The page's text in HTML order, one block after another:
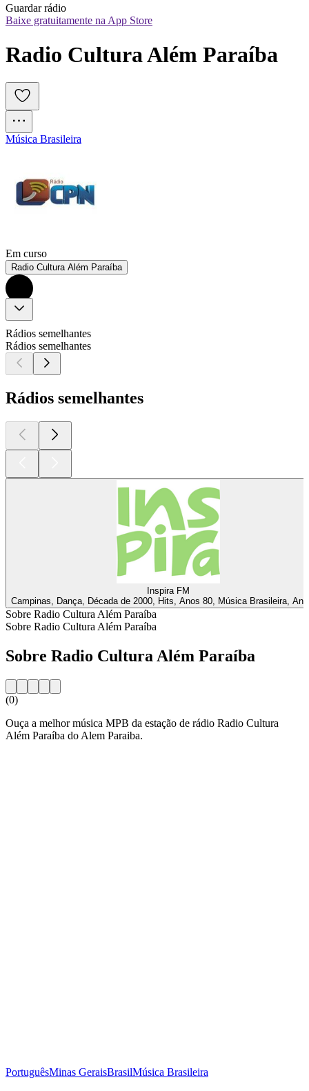
Guardar rádio
Baixe gratuitamente na App Store
Radio Cultura Além Paraíba
Música Brasileira
Em curso
Radio Cultura Além Paraíba
Rádios semelhantes
Rádios semelhantes
Rádios semelhantes
Inspira FM
Campinas, Dança, Década de 2000, Hits, Anos 80, Música Brasileira,
Sobre Radio Cultura Além Paraíba
Sobre Radio Cultura Além Paraíba
Sobre Radio Cultura Além Paraíba
(0)
Ouça a melhor música MPB da estação de rádio Radio Cultura
Além Paraíba do Alem Paraiba.
PortuguêsMinas GeraisBrasilMúsica Brasileira